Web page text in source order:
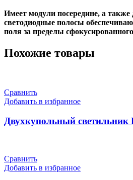
Имеет модули посередине, а
светодиодные полосы
поля за пределы
Похожие товары
Сравнить
Добавить в избранное
Двухкупольный
Сравнить
Добавить в избранное